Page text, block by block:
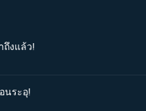
ถึงแล้ว!
นระอุ!